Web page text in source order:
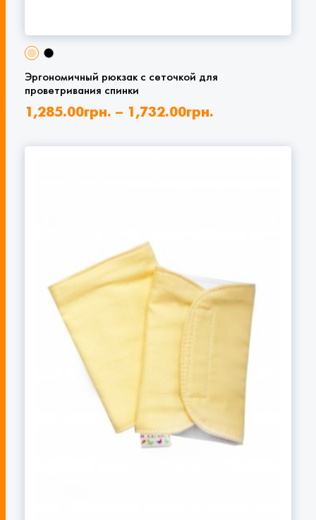
Эргономичный рюкзак с сеточкой для
проветривания спинки
1,285.00грн. – 1,732.00грн.